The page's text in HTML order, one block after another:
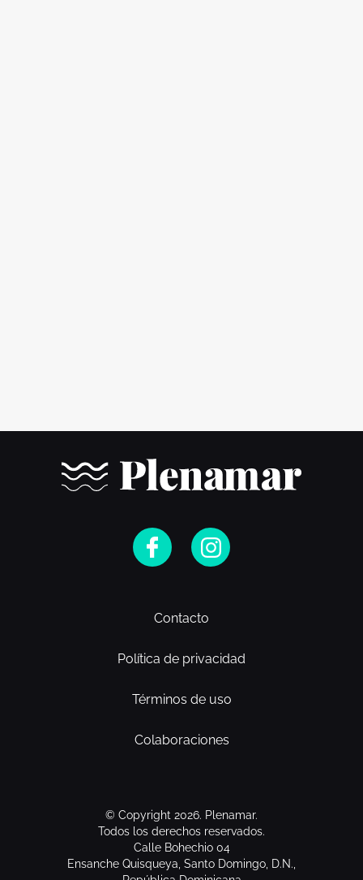
Contacto
Política de privacidad
Términos de uso
Colaboraciones
© Copyright 2026. Plenamar.
Todos los derechos reservados.
Calle Bohechio 04
Ensanche Quisqueya, Santo Domingo, D.N.,